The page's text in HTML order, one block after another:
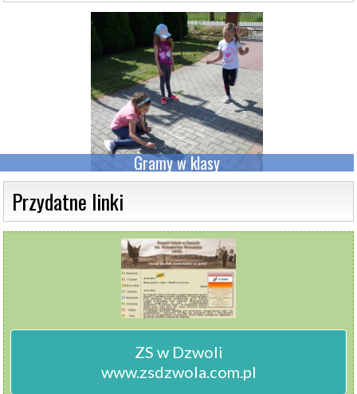
Gramy w klasy
Przydatne linki
ZS w Dzwoli
www.zsdzwola.com.pl